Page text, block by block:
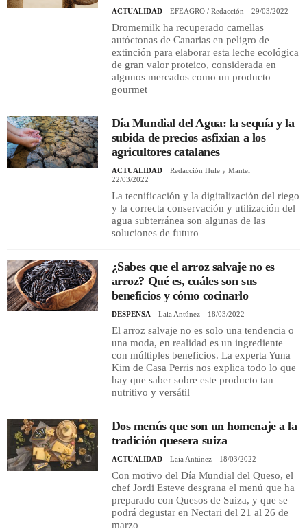
ACTUALIDAD EFEAGRO / Redacción 29/03/2022
Dromemilk ha recuperado camellas
autóctonas de Canarias en peligro de
extinción para elaborar esta leche ecológica
de gran valor proteico, considerada en
algunos mercados como un producto
gourmet
Día Mundial del Agua: la sequía y la
subida de precios asfixian a los
agricultores catalanes
ACTUALIDAD
Redacción Hule y Mantel
22/03/2022
La tecnificación y la digitalización del riego
y la correcta conservación y utilización del
agua subterránea son algunas de las
soluciones de futuro
¿Sabes que el arroz salvaje no es
arroz? Qué es, cuáles son sus
beneficios y cómo cocinarlo
DESPENSA Laia Antúnez 18/03/2022
El arroz salvaje no es solo una tendencia o
una moda, en realidad es un ingrediente
con múltiples beneficios. La experta Yuna
Kim de Casa Perris nos explica todo lo que
hay que saber sobre este producto tan
nutritivo y versátil
Dos menús que son un homenaje a la
tradición quesera suiza
ACTUALIDAD Laia Antúnez 18/03/2022
Con motivo del Día Mundial del Queso, el
chef Jordi Esteve desgrana el menú que ha
preparado con Quesos de Suiza, y que se
podrá degustar en Nectari del 21 al 26 de
marzo